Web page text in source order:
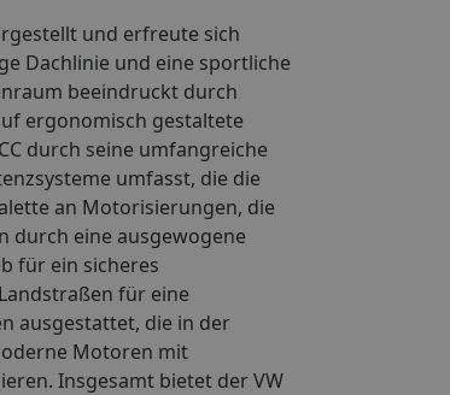
und erfreute sich
Dachlinie und eine sportliche
beeindruckt durch
ergonomisch gestaltete
durch seine umfangreiche
umfasst, die die
an Motorisierungen, die
durch eine ausgewogene
für ein sicheres
für eine
ausgestattet, die in der
Motoren mit
Insgesamt bietet der VW